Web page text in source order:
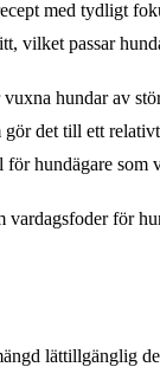
med tydligt
vilket passar
hundar av
gör det till ett
för hundägare som
vardagsfoder för
lättillgänglig